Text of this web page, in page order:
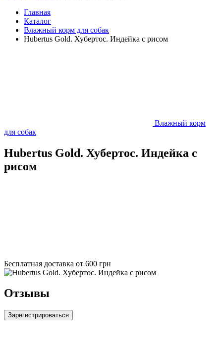
Главная
Каталог
Влажный корм для собак
Hubertus Gold. Хубертос. Индейка с рисом
Влажный корм
для собак
Hubertus Gold. Хубертос. Индейка с
рисом
Бесплатная доставка от 600 грн
Отзывы
Зарегистрироваться